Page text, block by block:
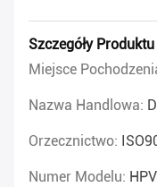
Szczegóły Produktu
Miejsce
Nazwa Handlowa:
Orzecznictwo:
Numer Modelu: